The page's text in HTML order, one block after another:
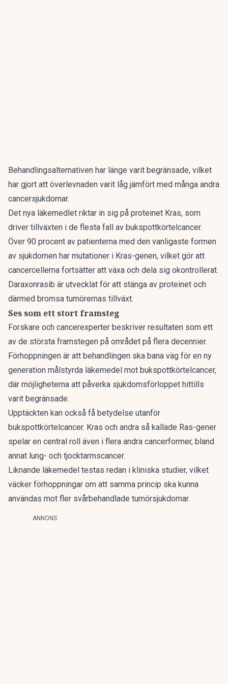
Behandlingsalternativen har länge varit begränsade, vilket
har gjort att överlevnaden varit låg jämfört med många andra
cancersjukdomar.
Det nya läkemedlet riktar in sig på proteinet Kras, som
driver tillväxten i de flesta fall av bukspottkörtelcancer.
Över 90 procent av patienterna med den vanligaste formen
av sjukdomen har mutationer i Kras-genen, vilket gör att
cancercellerna fortsätter att växa och dela sig okontrollerat.
Daraxonrasib är utvecklat för att stänga av proteinet och
därmed bromsa tumörernas tillväxt.
Ses som ett stort framsteg
Forskare och cancerexperter beskriver resultaten som ett
av de största framstegen på området på flera decennier.
Förhoppningen är att behandlingen ska bana väg för en ny
generation målstyrda läkemedel mot bukspottkörtelcancer,
där möjligheterna att påverka sjukdomsförloppet hittills
varit begränsade.
Upptäckten kan också få betydelse utanför
bukspottkörtelcancer. Kras och andra så kallade Ras-gener
spelar en central roll även i flera andra cancerformer, bland
annat lung- och tjocktarmscancer.
Liknande läkemedel testas redan i kliniska studier, vilket
väcker förhoppningar om att samma princip ska kunna
användas mot fler svårbehandlade tumörsjukdomar.
ANNONS